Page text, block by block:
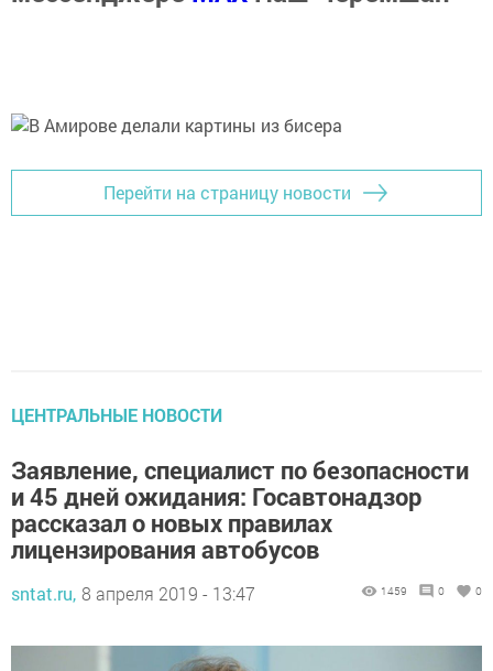
Перейти на страницу новости
ЦЕНТРАЛЬНЫЕ НОВОСТИ
Заявление, специалист по безопасности
и 45 дней ожидания: Госавтонадзор
рассказал о новых правилах
лицензирования автобусов
sntat.ru, 8 апреля 2019 - 13:47 1459 0 0